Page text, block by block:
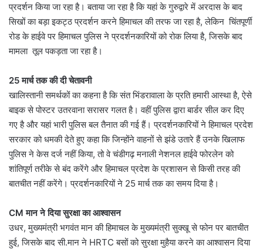
प्रदर्शन किया जा रहा है। बताया जा रहा है कि यहां के गुरुद्वारे में अरदास के बाद
सिखों का बड़ा इकट्ठ प्रदर्शन करने हिमाचल की तरफ जा रहा है, लेकिन चिंतपूर्णी
रोड के हाईवे पर हिमाचल पुलिस ने प्रदर्शनकारियों को रोक लिया है, जिसके बाद
मामला तूल पकड़ता जा रहा है।
25 मार्च तक की दी चेतावनी
खालिस्तानी समर्थकों का कहना है कि संत भिंडरावाला के प्रति हमारी आस्था है, ऐसे
बाइक से पोस्टर उतरवाना सरासर गलत है। वहीं पुलिस द्वारा बार्डर सील कर दिए
गए है और यहां भारी पुलिस बल तैनात की गई हैं। प्रदर्शनकारियों ने हिमाचल प्रदेश
सरकार को धमकी देते हुए कहा कि जिन्होंने वाहनों से झंडे उतारे हैं उनके खिलाफ
पुलिस ने केस दर्ज नहीं किया, तो वे चंडीगढ़ मनाली नेशनल हाईवे फोरलेन को
शांतिपूर्ण तरीके से बंद करेंगे और हिमाचल प्रदेश के प्रशासन से किसी तरह की
बातचीत नहीं करेंगे। प्रदर्शनकारियों ने 25 मार्च तक का समय दिया है।
CM मान ने दिया सुरक्षा का आश्वासन
उधर, मुख्यमंत्री भगवंत मान की हिमाचल के मुख्यमंत्री सुक्खू से फोन पर बातचीत
हुई, जिसके बाद सी.मान ने HRTC बसों को सुरक्षा मुहैया करने का आश्वासन दिया